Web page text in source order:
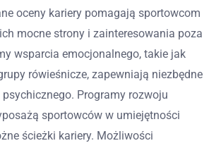
oceny kariery pomagają sportowcom
mocne strony i zainteresowania poza
wsparcia emocjonalnego, takie jak
rówieśnicze, zapewniają niezbędne
Programy rozwoju
sportowców w umiejętności
ścieżki kariery. Możliwości